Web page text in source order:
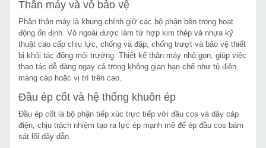
Thân máy và vỏ bảo vệ
Phần thân máy là khung chính giữ các bộ phận bên trong hoạt
động ổn định. Vỏ ngoài được làm từ hợp kim thép và nhựa kỹ
thuật cao cấp chịu lực, chống va đập, chống trượt và bảo vệ thiết
bị khỏi tác động môi trường. Thiết kế thân máy nhỏ gọn, giúp việc
thao tác dễ dàng ngay cả trong không gian hạn chế như tủ điện,
máng cáp hoặc vị trí trên cao.
Đầu ép cốt và hệ thống khuôn ép
Đầu ép cốt là bộ phận tiếp xúc trực tiếp với đầu cos và dây cáp
điện, chịu trách nhiệm tạo ra lực ép mạnh mẽ để ép đầu cos bám
sát lõi dây dẫn.